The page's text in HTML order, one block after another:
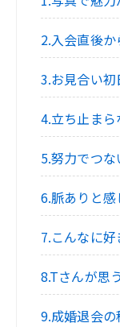
2.入会直後
3.お見合い
4.立ち止まら
5.努力でつ
6.脈ありと感
7.こんなに
8.Tさんが思
9.成婚退会の